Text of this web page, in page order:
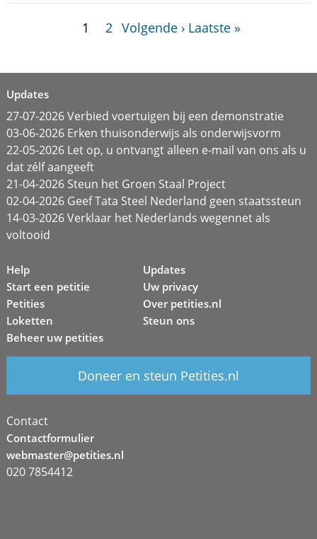
1 2 Volgende › Laatste »
Updates
27-07-2026 Verbied voertuigen bij een demonstratie
03-06-2026 Erken thuisonderwijs als onderwijsvorm
22-05-2026 Let op, u ontvangt alleen e-mail van ons als u
dat zélf aangeeft
21-04-2026 Steun het Groen Staal Project
02-04-2026 Geef Tata Steel Nederland geen staatssteun
14-03-2026 Verklaar het Nederlands wegennet als
voltooid
Help
Start een petitie
Petities
Loketten
Beheer uw petities
Updates
Uw privacy
Over petities.nl
Steun ons
Doneer en steun Petities.nl
Contact
Contactformulier
webmaster@petities.nl
020 7854412